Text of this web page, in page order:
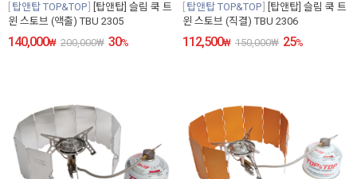
탑앤탑 TOP&TOP
[탑앤탑] 슬림 쿡 트
윈 스토브 (액출) TBU 2305
140,000₩ 200,000₩ 30%
탑앤탑 TOP&TOP
[탑앤탑] 슬림 쿡 트
윈 스토브 (직결) TBU 2306
112,500₩ 150,000₩ 25%